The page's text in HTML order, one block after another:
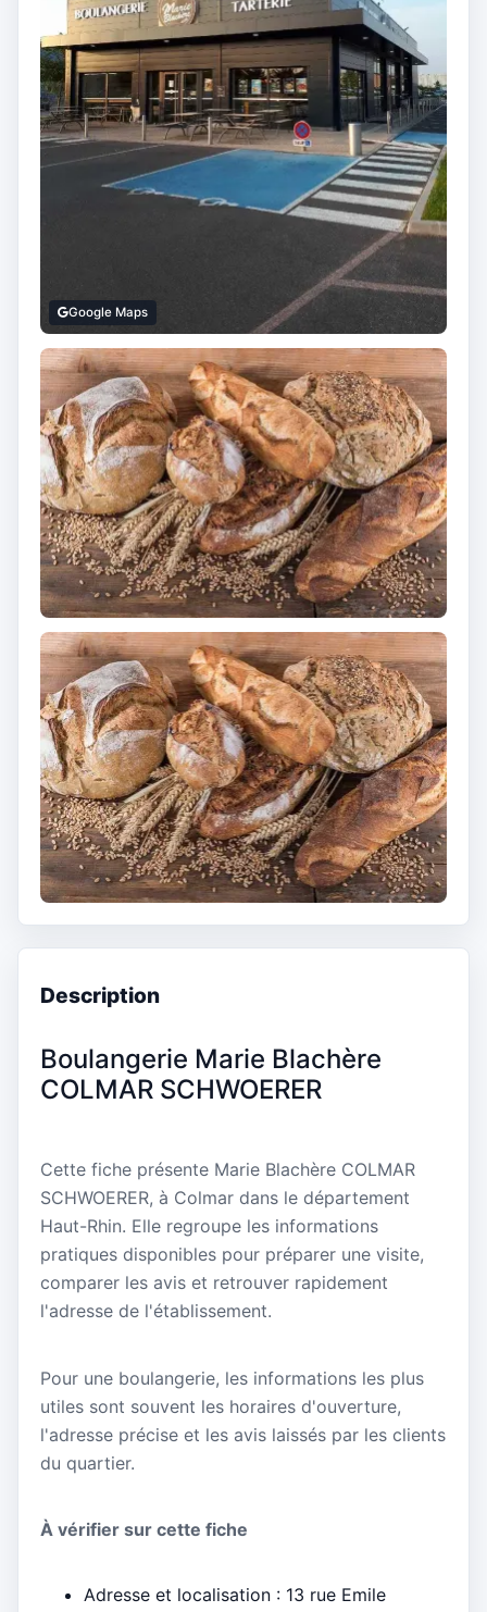
Google Maps
Description
Boulangerie Marie Blachère
COLMAR SCHWOERER
Cette fiche présente Marie Blachère COLMAR
SCHWOERER, à Colmar dans le département
Haut-Rhin. Elle regroupe les informations
pratiques disponibles pour préparer une visite,
comparer les avis et retrouver rapidement
l'adresse de l'établissement.
Pour une boulangerie, les informations les plus
utiles sont souvent les horaires d'ouverture,
l'adresse précise et les avis laissés par les clients
du quartier.
À vérifier sur cette fiche
Adresse et localisation : 13 rue Emile